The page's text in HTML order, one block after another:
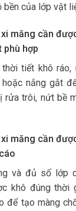
của lớp vật
măng cần
phù hợp
tiết khô ráo,
nắng gắt
rửa trôi, nứt bề
măng cần
và đủ số lớp
khô đúng thời
để tạo màng